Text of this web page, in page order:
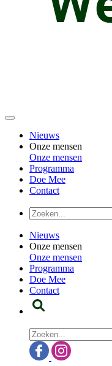
Nieuws
Onze mensen
Onze mensen
Programma
Doe Mee
Contact
Nieuws
Onze mensen
Onze mensen
Programma
Doe Mee
Contact